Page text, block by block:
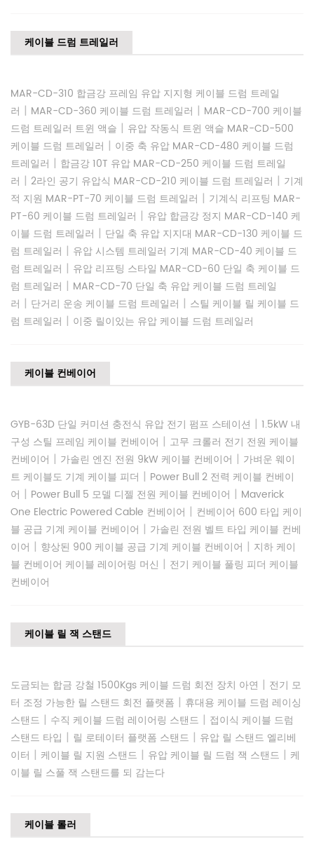
케이블 드럼 트레일러
MAR-CD-310 합금강 프레임 유압 지지형 케이블 드럼 트레일
러 | MAR-CD-360 케이블 드럼 트레일러 | MAR-CD-700 케이블
드럼 트레일러 트윈 액슬 | 유압 작동식 트윈 액슬 MAR-CD-500
케이블 드럼 트레일러 | 이중 축 유압 MAR-CD-480 케이블 드럼
트레일러 | 합금강 10T 유압 MAR-CD-250 케이블 드럼 트레일
러 | 2라인 공기 유압식 MAR-CD-210 케이블 드럼 트레일러 | 기계
적 지원 MAR-PT-70 케이블 드럼 트레일러 | 기계식 리프팅 MAR-
PT-60 케이블 드럼 트레일러 | 유압 합금강 정지 MAR-CD-140 케
이블 드럼 트레일러 | 단일 축 유압 지지대 MAR-CD-130 케이블 드
럼 트레일러 | 유압 시스템 트레일러 기계 MAR-CD-40 케이블 드
럼 트레일러 | 유압 리프팅 스타일 MAR-CD-60 단일 축 케이블 드
럼 트레일러 | MAR-CD-70 단일 축 유압 케이블 드럼 트레일
러 | 단거리 운송 케이블 드럼 트레일러 | 스틸 케이블 릴 케이블 드
럼 트레일러 | 이중 릴이있는 유압 케이블 드럼 트레일러
케이블 컨베이어
GYB-63D 단일 커미션 충전식 유압 전기 펌프 스테이션 | 1.5kW 내
구성 스틸 프레임 케이블 컨베이어 | 고무 크롤러 전기 전원 케이블
컨베이어 | 가솔린 엔진 전원 9kW 케이블 컨베이어 | 가벼운 웨이
트 케이블도 기계 케이블 피더 | Power Bull 2 ​​전력 케이블 컨베이
어 | Power Bull 5 모델 디젤 전원 케이블 컨베이어 | Maverick
One Electric Powered Cable 컨베이어 | 컨베이어 600 타입 케이
블 공급 기계 케이블 컨베이어 | 가솔린 전원 벨트 타입 케이블 컨베
이어 | 향상된 900 케이블 공급 기계 케이블 컨베이어 | 지하 케이
블 컨베이어 케이블 레이어링 머신 | 전기 케이블 풀링 피더 케이블
컨베이어
케이블 릴 잭 스탠드
도금되는 합금 강철 1500Kgs 케이블 드럼 회전 장치 아연 | 전기 모
터 조정 가능한 릴 스탠드 회전 플랫폼 | 휴대용 케이블 드럼 레이싱
스탠드 | 수직 케이블 드럼 레이어링 스탠드 | 접이식 케이블 드럼
스탠드 타입 | 릴 로테이터 플랫폼 스탠드 | 유압 릴 스탠드 엘리베
이터 | 케이블 릴 지원 스탠드 | 유압 케이블 릴 드럼 잭 스탠드 | 케
이블 릴 스풀 잭 스탠드를 되 감는다
케이블 롤러